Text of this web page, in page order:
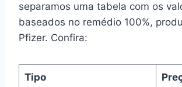
separamos uma tabela com os
baseados no remédio 100%,
Pfizer. Confira:
Tipo